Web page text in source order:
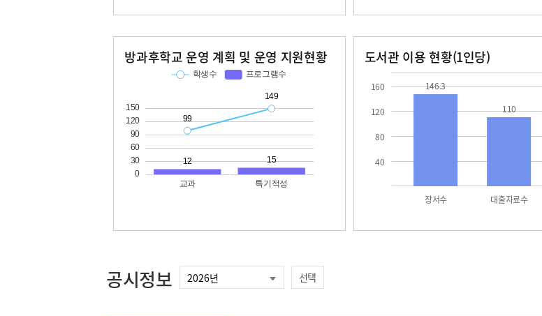
방과후학교 운영 계획 및 운영 지원현황 도서관 이용 현황(1인당)
40
80
120
160
장서수 대출자료수
146.3
110
공시정보 선택